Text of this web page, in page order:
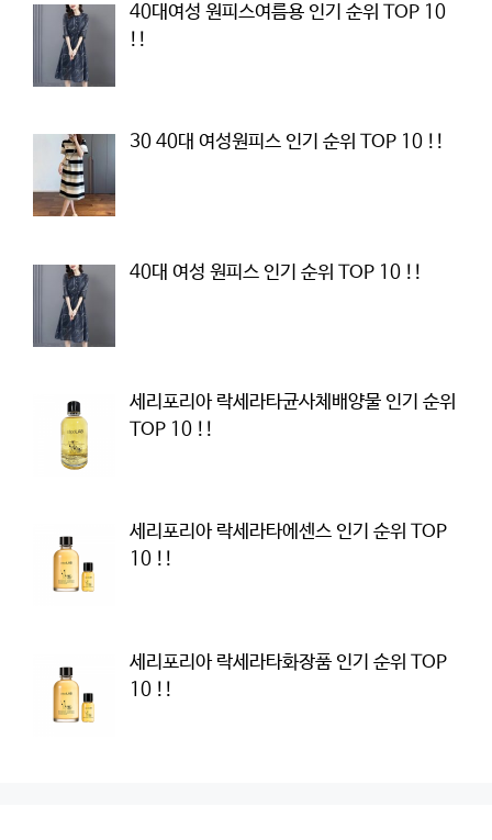
40대여성 원피스여름용 인기 순위 TOP 10
!!
30 40대 여성원피스 인기 순위 TOP 10 !!
40대 여성 원피스 인기 순위 TOP 10 !!
세리포리아 락세라타균사체배양물 인기 순위
TOP 10 !!
세리포리아 락세라타에센스 인기 순위 TOP
10 !!
세리포리아 락세라타화장품 인기 순위 TOP
10 !!